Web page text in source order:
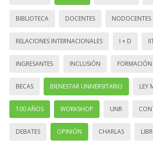
BIBLIOTECA DOCENTES NODOCENTES
RELACIONES INTERNACIONALES I + D
INGRESANTES INCLUSIÓN FORMACIÓN
BECAS BIENESTAR UNIVERSITARIO LEY
100 AÑOS WORKSHOP UNR
DEBATES OPINIÓN CHARLAS